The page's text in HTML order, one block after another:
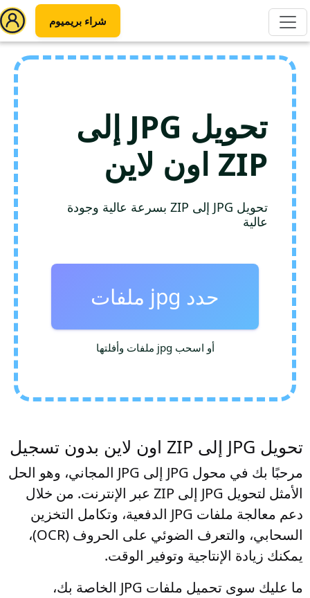
شراء بريميوم
تحويل JPG إلى
ZIP اون لاين
تحويل JPG إلى ZIP بسرعة عالية وجودة
عالية
حدد jpg ملفات
أو اسحب jpg ملفات وأفلتها
تحويل JPG إلى ZIP اون لاين بدون تسجيل
مرحبًا بك في محول JPG إلى JPG المجاني، وهو الحل
الأمثل لتحويل JPG إلى ZIP عبر الإنترنت. من خلال
دعم معالجة ملفات JPG الدفعية، وتكامل التخزين
السحابي، والتعرف الضوئي على الحروف (OCR)،
يمكنك زيادة الإنتاجية وتوفير الوقت.
ما عليك سوى تحميل ملفات JPG الخاصة بك،